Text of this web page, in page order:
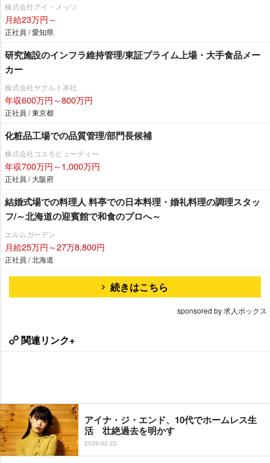
株式会社アイ・メッツ
月給23万円～
正社員 / 愛知県
研究施設のインフラ維持管理/東証プライム上場・大手食品メー
カー
株式会社ヤクルト本社
年収600万円～800万円
正社員 / 東京都
化粧品工場での品質管理/部門長候補
株式会社コスモビューティー
年収700万円～1,000万円
正社員 / 大阪府
結婚式場での料理人 料亭での日本料理・婚礼料理の調理スタッ
フ/～北海道の迎賓館で和食のプロへ～
エルムガーデン
月給25万円～27万8,800円
正社員 / 北海道
続きはこちら
sponsored by 求人ボックス
関連リンク+
アイナ・ジ・エンド、10代でホームレス生
活 壮絶過去を明かす
2026-02-22